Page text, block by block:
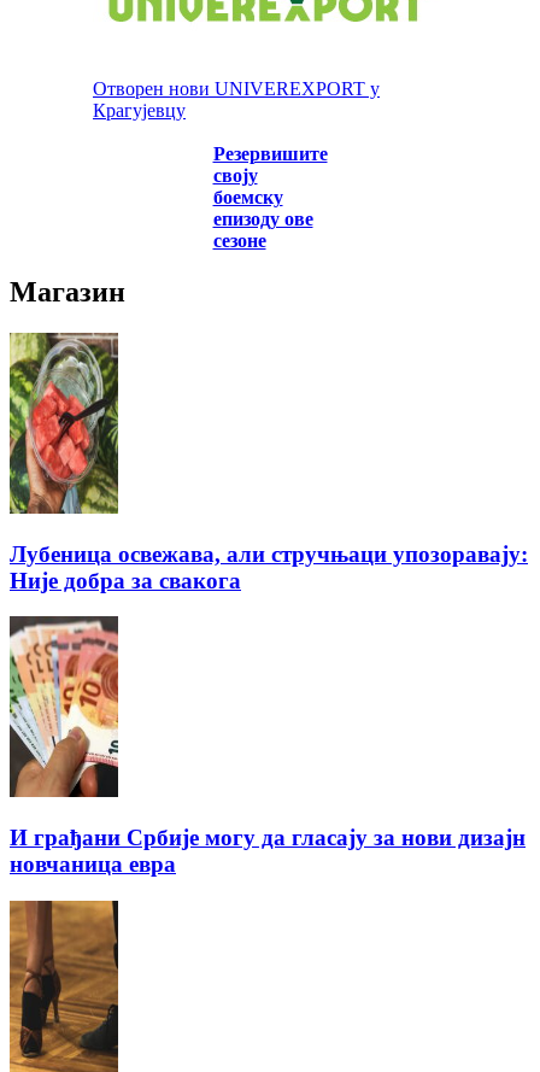
Отворен нови UNIVEREXPORT у
Крагујевцу
Резервишите
своју
боемску
епизоду ове
сезоне
Магазин
Лубеница освежава, али стручњаци упозоравају:
Није добра за свакога
И грађани Србије могу да гласају за нови дизајн
новчаница евра